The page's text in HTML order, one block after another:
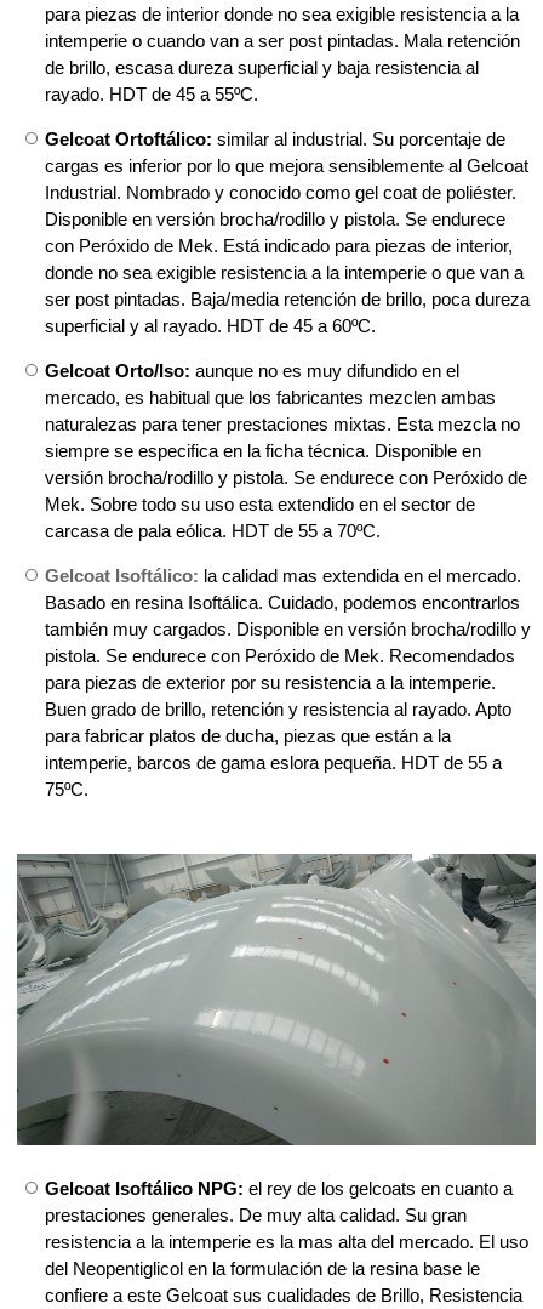
para piezas de interior donde no sea exigible resistencia a la
intemperie o cuando van a ser post pintadas. Mala retención
de brillo, escasa dureza superficial y baja resistencia al
rayado. HDT de 45 a 55ºC.
Gelcoat Ortoftálico: similar al industrial. Su porcentaje de
cargas es inferior por lo que mejora sensiblemente al Gelcoat
Industrial. Nombrado y conocido como gel coat de poliéster.
Disponible en versión brocha/rodillo y pistola. Se endurece
con Peróxido de Mek. Está indicado para piezas de interior,
donde no sea exigible resistencia a la intemperie o que van a
ser post pintadas. Baja/media retención de brillo, poca dureza
superficial y al rayado. HDT de 45 a 60ºC.
Gelcoat Orto/Iso: aunque no es muy difundido en el
mercado, es habitual que los fabricantes mezclen ambas
naturalezas para tener prestaciones mixtas. Esta mezcla no
siempre se especifica en la ficha técnica. Disponible en
versión brocha/rodillo y pistola. Se endurece con Peróxido de
Mek. Sobre todo su uso esta extendido en el sector de
carcasa de pala eólica. HDT de 55 a 70ºC.
Gelcoat Isoftálico: la calidad mas extendida en el mercado.
Basado en resina Isoftálica. Cuidado, podemos encontrarlos
también muy cargados. Disponible en versión brocha/rodillo y
pistola. Se endurece con Peróxido de Mek. Recomendados
para piezas de exterior por su resistencia a la intemperie.
Buen grado de brillo, retención y resistencia al rayado. Apto
para fabricar platos de ducha, piezas que están a la
intemperie, barcos de gama eslora pequeña. HDT de 55 a
75ºC.
Gelcoat Isoftálico NPG: el rey de los gelcoats en cuanto a
prestaciones generales. De muy alta calidad. Su gran
resistencia a la intemperie es la mas alta del mercado. El uso
del Neopentiglicol en la formulación de la resina base le
confiere a este Gelcoat sus cualidades de Brillo, Resistencia